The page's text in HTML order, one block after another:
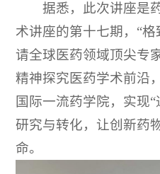
据悉，此次讲座是
术讲座的第十七期，“
请全球医药领域顶尖专
精神探究医药学术前沿
国际一流药学院，实现“
研究与转化，让创新药
命。